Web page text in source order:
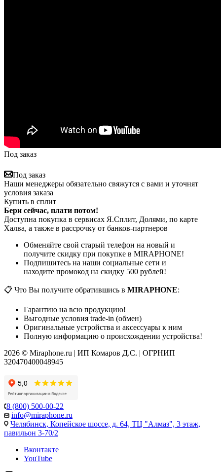
Под заказ
Под заказ
Наши менеджеры обязательно свяжутся с вами и уточнят
условия заказа
Купить в сплит
Бери сейчас, плати потом!
Доступна покупка в сервисах Я.Сплит, Долями, по карте
Халва, а также в рассрочку от банков-партнеров
Обменяйте свой старый телефон на новый и
получите скидку при покупке в MIRAPHONE!
Подпишитесь на наши социальные сети и
находите промокод на скидку 500 рублей!
📋 Что Вы получите обратившись в MIRAPHONE:
Гарантию на всю продукцию!
Выгодные условия trade-in (обмен)
Оригинальные устройства и аксессуары к ним
Полную информацию о происхождении устройства!
2026 © Miraphone.ru | ИП Комаров Д.С. | ОГРНИП
320470400048945
8 (800) 500-00-22
info@miraphone.ru
Челябинск, Копейское шоссе, д. 64, ТЦ "Алмаз", 3 этаж,
павильон 3-70/2
Вконтакте
YouTube